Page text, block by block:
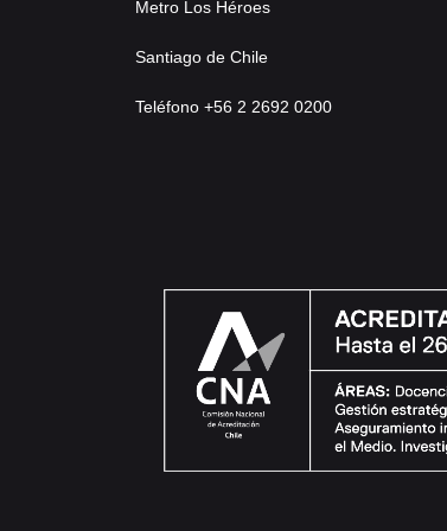
Metro Los Héroes
Santiago de Chile
Teléfono +56 2 2692 0200